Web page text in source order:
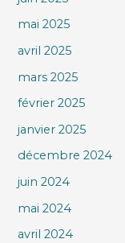
mai 2025
avril 2025
mars 2025
février 2025
janvier 2025
décembre 2024
juin 2024
mai 2024
avril 2024